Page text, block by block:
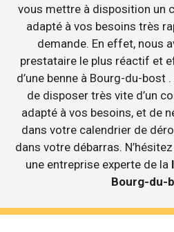
vous mettre à disposition un
adapté à vos besoins très
demande. En effet, nous
prestataire le plus réactif et
d’une benne à Bourg-du-bost
de disposer très vite d’un
adapté à vos besoins, et de
dans votre calendrier de
dans votre débarras.
une entreprise experte de la
Bourg-du-